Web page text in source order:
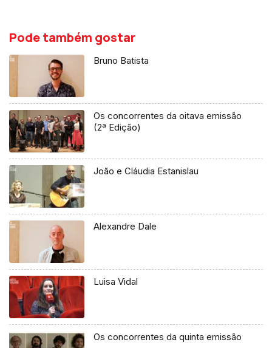
Pode também gostar
Bruno Batista
Os concorrentes da oitava emissão
(2ª Edição)
João e Cláudia Estanislau
Alexandre Dale
Luisa Vidal
Os concorrentes da quinta emissão